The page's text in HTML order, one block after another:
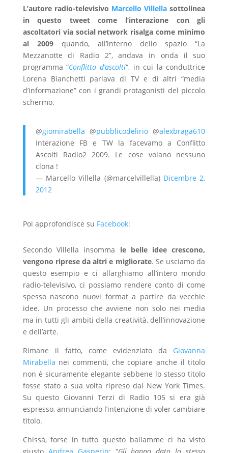
L’autore radio-televisivo Marcello Villella sottolinea
in questo tweet come l’interazione con gli
ascoltatori via social network risalga come minimo
al 2009quando, all’interno dello spazio “La
Mezzanotte di Radio 2”, andava in onda il suo
programma “Conflitto d’ascolti“, in cui la conduttrice
Lorena Bianchetti parlava di TV e di altri “media
d’informazione” con i grandi protagonisti del piccolo
schermo.
@giomirabella @pubblicodelirio @alexbraga610
Interazione FB e TW la facevamo a Conflitto
Ascolti Radio2 2009. Le cose volano nessuno
clona !
— Marcello Villella (@marcelvillella) Dicembre 2,
2012
Poi approfondisce su Facebook:
Secondo Villella insomma le belle idee crescono,
vengono riprese da altri e migliorate. Se usciamo da
questo esempio e ci allarghiamo all’intero mondo
radio-televisivo, ci possiamo rendere conto di come
spesso nascono nuovi format a partire da vecchie
idee. Un processo che avviene non solo nei media
ma in tutti gli ambiti della creatività, dell’innovazione
e dell’arte.
Rimane il fatto, come evidenziato da Giovanna
Mirabella nei commenti, che copiare anche il titolo
non è sicuramente elegante sebbene lo stesso titolo
fosse stato a sua volta ripreso dal New York Times.
Su questo Giovanni Terzi di Radio 105 si era già
espresso, annunciando l’intenzione di voler cambiare
titolo.
Chissà, forse in tutto questo bailamme ci ha visto